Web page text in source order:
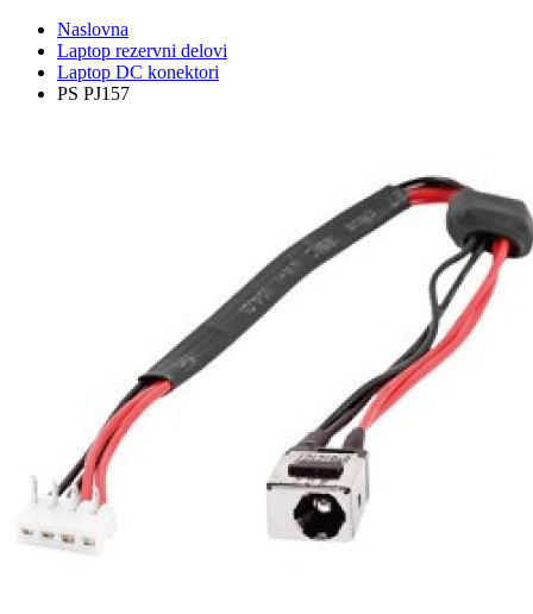
Naslovna
Laptop rezervni delovi
Laptop DC konektori
PS PJ157